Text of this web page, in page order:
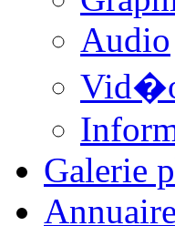
Audio
Galerie